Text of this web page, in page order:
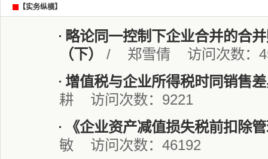
【实务纵横】
略论同一控制下企业合并的合
（下）
/ 郑雪倩 访问次数：
增值税与企业所得税时同销售
耕 访问次数：9221
《企业资产减值损失税前扣除
敏 访问次数：46192